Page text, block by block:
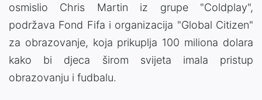
osmislio Chris Martin iz grupe "Coldplay",
podržava Fond Fifa i organizacija "Global Citizen"
za obrazovanje, koja prikuplja 100 miliona dolara
kako bi djeca širom svijeta imala pristup
obrazovanju i fudbalu.